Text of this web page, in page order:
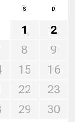
S D
1
2
8
9
15
16
22
23
29
30